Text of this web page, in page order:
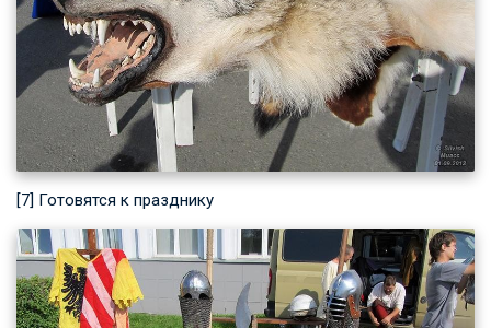
[7] Готовятся к празднику